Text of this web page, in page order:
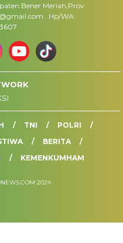
Bener Meriah,Prov
. Hp/WA:
TNI
POLRI
BERITA
KEMENKUMHAM
2024